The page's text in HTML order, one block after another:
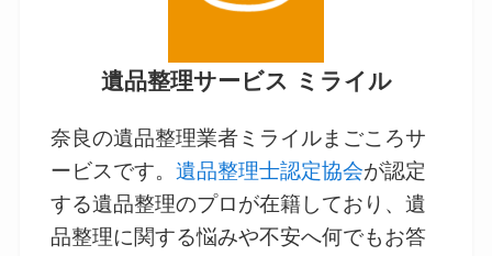
遺品整理サービス ミライル
奈良の遺品整理業者ミライルまごころサ
ービスです。遺品整理士認定協会が認定
する遺品整理のプロが在籍しており、遺
品整理に関する悩みや不安へ何でもお答